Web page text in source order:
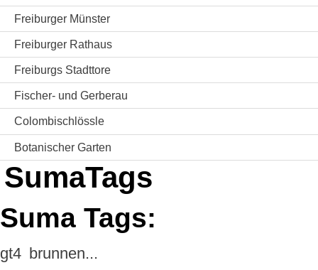
Freiburger Münster
Freiburger Rathaus
Freiburgs Stadttore
Fischer- und Gerberau
Colombischlössle
Botanischer Garten
SumaTags
Suma Tags:
gt4 brunnen...